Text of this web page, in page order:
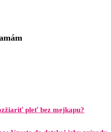
pleť bez mejkapu?